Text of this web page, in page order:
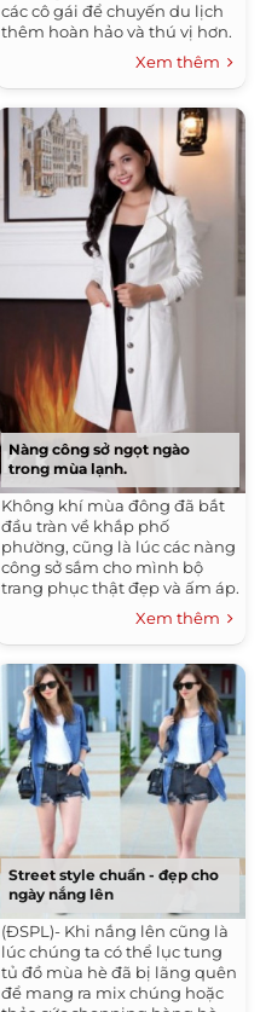
các cô gái để chuyến du lịch
thêm hoàn hảo và thú vị hơn.
Trang Phục: Phái đẹp nên lưu
ý tùy từng nơi để...
Xem thêm
Nàng công sở ngọt ngào
trong mùa lạnh.
Không khí mùa đông đã bắt
đầu tràn về khắp phố
phường, cũng là lúc các nàng
công sở sắm cho mình bộ
trang phục thật đẹp và ấm áp.
Theo xu hướng Thu Đông
2013, K&K vừa cập nhật những
mẫu thiết...
Xem thêm
Street style chuẩn - đẹp cho
ngày nắng lên
(ĐSPL)- Khi nắng lên cũng là
lúc chúng ta có thể lục tung
tủ đồ mùa hè đã bị lãng quên
để mang ra mix chúng hoặc